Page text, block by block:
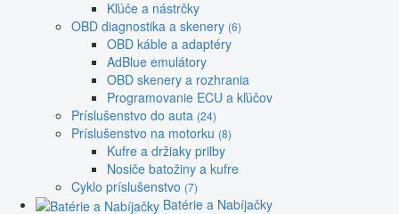
Kľúče a nástrčky
OBD diagnostika a skenery (6)
OBD káble a adaptéry
AdBlue emulátory
OBD skenery a rozhrania
Programovanie ECU a kľúčov
Príslušenstvo do auta (24)
Príslušenstvo na motorku (8)
Kufre a držiaky prilby
Nosiče batožiny a kufre
Cyklo príslušenstvo (7)
Batérie a Nabíjačky